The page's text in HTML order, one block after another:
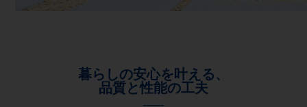
暮らしの安心を叶える、
品質と性能の工夫